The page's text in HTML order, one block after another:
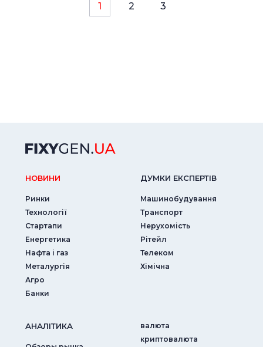
1 2 3
НОВИНИ
Ринки
Технології
Стартапи
Енергетика
Нафта і газ
Металургія
Агро
Банки
ДУМКИ ЕКСПЕРТIВ
Машинобудування
Транспорт
Нерухомість
Рітейл
Телеком
Хімічна
АНАЛIТИКА
валюта
криптовалюта